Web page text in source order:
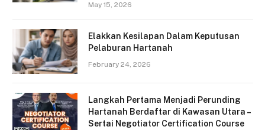
May 15, 2026
Elakkan Kesilapan Dalam Keputusan
Pelaburan Hartanah
February 24, 2026
Langkah Pertama Menjadi Perunding
Hartanah Berdaftar di Kawasan Utara –
Sertai Negotiator Certification Course